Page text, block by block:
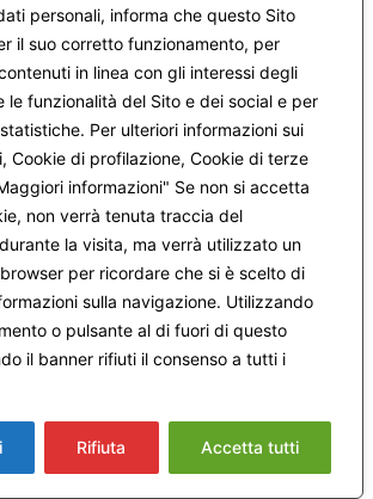
personali, informa che questo Sito
il suo corretto funzionamento, per
in linea con gli interessi degli
le funzionalità del Sito e dei social e per
Per ulteriori informazioni sui
Cookie di profilazione, Cookie di terze
informazioni" Se non si accetta
non verrà tenuta traccia del
la visita, ma verrà utilizzato un
per ricordare che si è scelto di
sulla navigazione. Utilizzando
o pulsante al di fuori di questo
il banner rifiuti il consenso a tutti i
Rifiuta Accetta tutti
la paura è sempre viva è incisa nella
di auto -conoscimento
con la pratica meditativa vissuta in
mi ha permesso di essere raggiunta
esperienza di “non temere”, uno
interiore che ha reso possibile un
e di comprensione di una
con tanta paura.
questo piccolo contributo è frutto del
pace” a cui va tutta la mia gratitudine.
tutti. Vanna
una prima lettura resto incantata dalla